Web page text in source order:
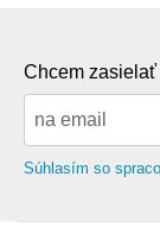
Chcem zasielať
Súhlasím so